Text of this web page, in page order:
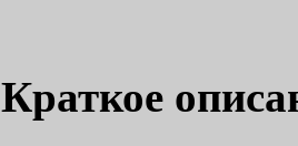
Краткое